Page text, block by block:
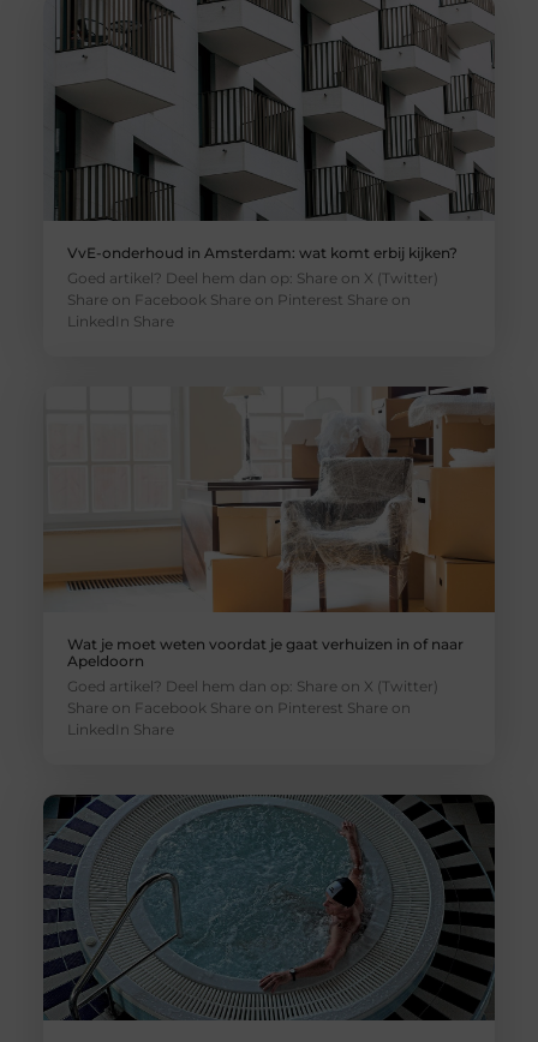
VvE-onderhoud in Amsterdam: wat komt erbij kijken?
Goed artikel? Deel hem dan op: Share on X (Twitter)
Share on Facebook Share on Pinterest Share on
LinkedIn Share
Wat je moet weten voordat je gaat verhuizen in of naar
Apeldoorn
Goed artikel? Deel hem dan op: Share on X (Twitter)
Share on Facebook Share on Pinterest Share on
LinkedIn Share